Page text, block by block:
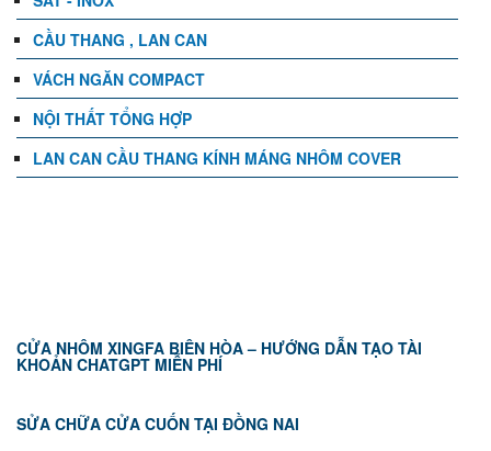
CẦU THANG , LAN CAN
VÁCH NGĂN COMPACT
NỘI THẤT TỔNG HỢP
LAN CAN CẦU THANG KÍNH MÁNG NHÔM COVER
CỬA NHÔM XINGFA BIÊN HÒA – HƯỚNG DẪN TẠO TÀI
KHOẢN CHATGPT MIỄN PHÍ
SỬA CHỮA CỬA CUỐN TẠI ĐỒNG NAI